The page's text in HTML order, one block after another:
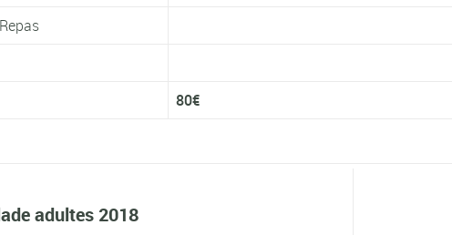
80€
adultes 2018